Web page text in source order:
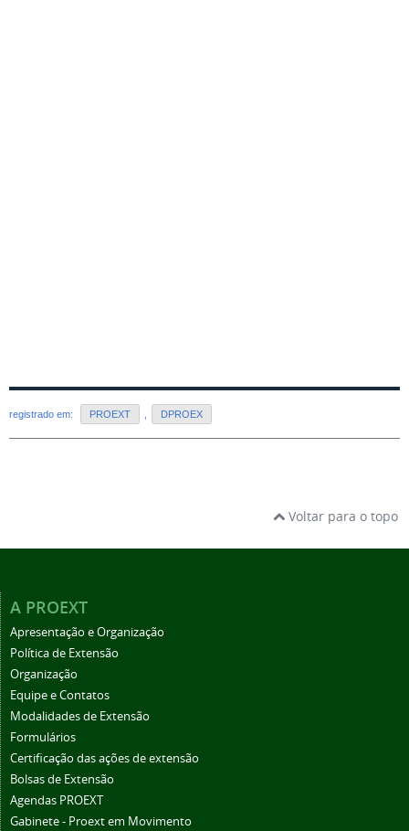
registrado em: PROEXT DPROEX
Voltar para o topo
A PROEXT
Apresentação e Organização
Política de Extensão
Organização
Equipe e Contatos
Modalidades de Extensão
Formulários
Certificação das ações de extensão
Bolsas de Extensão
Agendas PROEXT
Gabinete - Proext em Movimento